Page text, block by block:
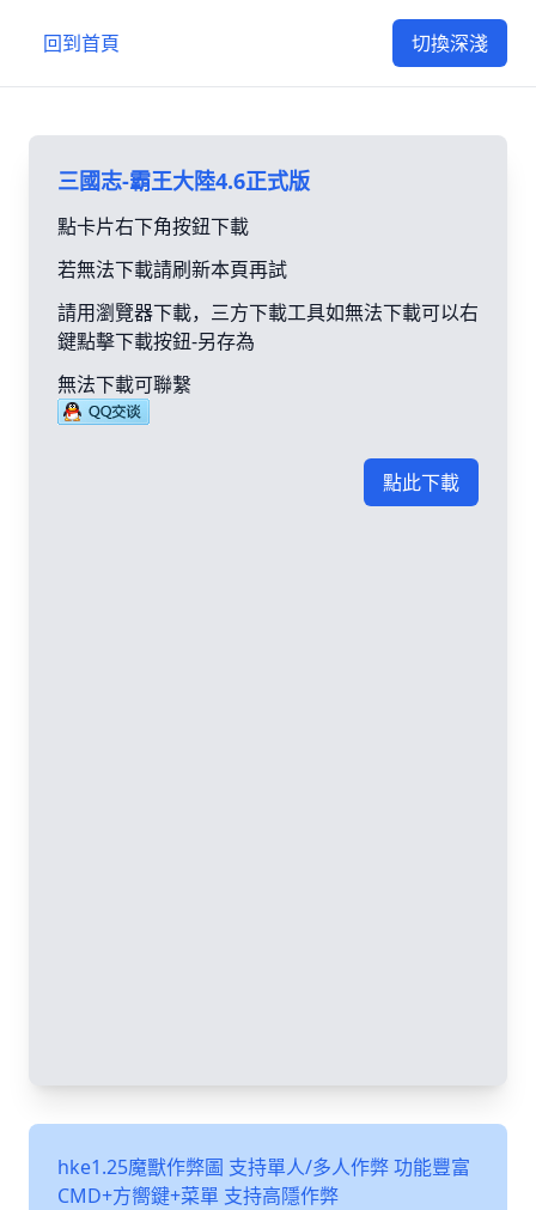
回到首頁 切換深淺
三國志-霸王大陸4.6正式版
點卡片右下角按鈕下載
若無法下載請刷新本頁再試
請用瀏覽器下載，三方下載工具如無法下載可以右
鍵點擊下載按鈕-另存為
無法下載可聯繫
點此下載
hke1.25魔獸作弊圖 支持單人/多人作弊 功能豐富
CMD+方嚮鍵+菜單 支持高隱作弊